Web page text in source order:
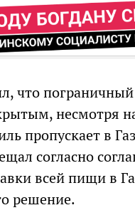
что
несмотря
пропускает в
согласно
всей пищи в
решение.